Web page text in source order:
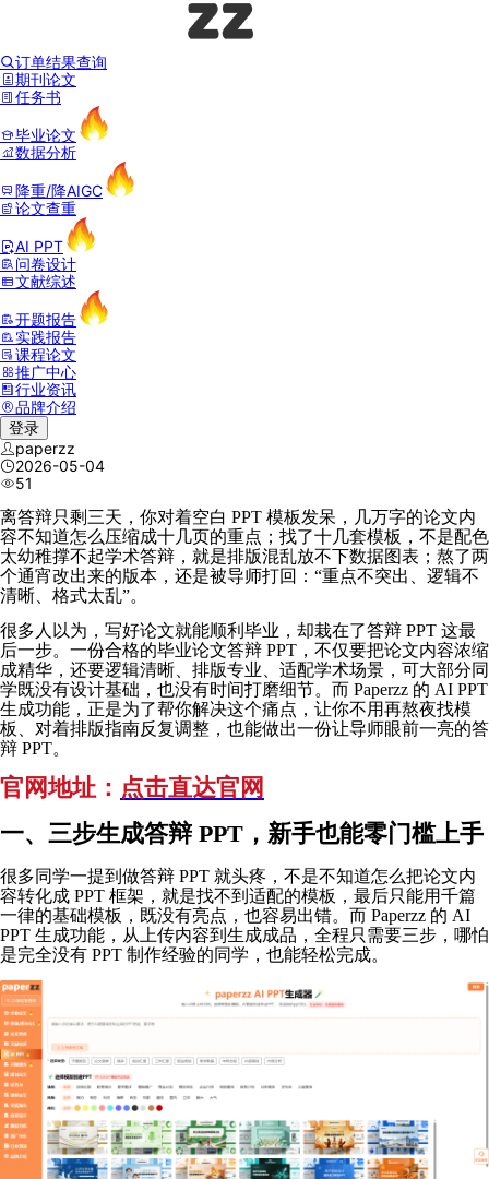
订单结果查询
期刊论文
任务书
毕业论文
数据分析
降重/降AIGC
论文查重
AI PPT
问卷设计
文献综述
开题报告
实践报告
课程论文
推广中心
行业资讯
品牌介绍
登录
paperzz
2026-05-04
51
离答辩只剩三天，你对着空白 PPT 模板发呆，几万字的论文内
容不知道怎么压缩成十几页的重点；找了十几套模板，不是配色
太幼稚撑不起学术答辩，就是排版混乱放不下数据图表；熬了两
个通宵改出来的版本，还是被导师打回：“重点不突出、逻辑不
清晰、格式太乱”。
很多人以为，写好论文就能顺利毕业，却栽在了答辩 PPT 这最
后一步。一份合格的毕业论文答辩 PPT，不仅要把论文内容浓缩
成精华，还要逻辑清晰、排版专业、适配学术场景，可大部分同
学既没有设计基础，也没有时间打磨细节。而 Paperzz 的 AI PPT
生成功能，正是为了帮你解决这个痛点，让你不用再熬夜找模
板、对着排版指南反复调整，也能做出一份让导师眼前一亮的答
辩 PPT。
官网地址： 点击直达官网
一、三步生成答辩 PPT，新手也能零门槛上手
很多同学一提到做答辩 PPT 就头疼，不是不知道怎么把论文内
容转化成 PPT 框架，就是找不到适配的模板，最后只能用千篇
一律的基础模板，既没有亮点，也容易出错。而 Paperzz 的 AI
PPT 生成功能，从上传内容到生成成品，全程只需要三步，哪怕
是完全没有 PPT 制作经验的同学，也能轻松完成。